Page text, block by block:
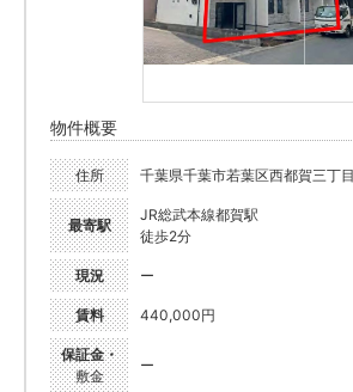
物件概要
住所 千葉県千葉市若葉区西都賀三丁
最寄駅
JR総武本線都賀駅
徒歩2分
現況 ー
賃料 440,000円
保証金・
敷金
ー